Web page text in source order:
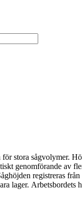
stora sågvolymer.
genomförande av
registreras
lager.